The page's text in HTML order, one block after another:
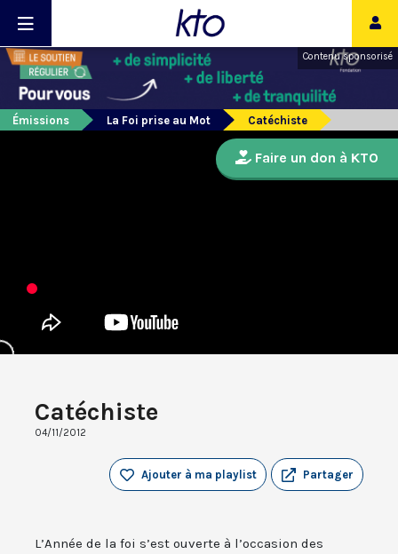
Contenu sponsorisé
Émissions La Foi prise au Mot Catéchiste
Catéchiste
04/11/2012
Partager
Ajouter à ma playlist
L’Année de la foi s’est ouverte à l’occasion des
Faire un don à KTO